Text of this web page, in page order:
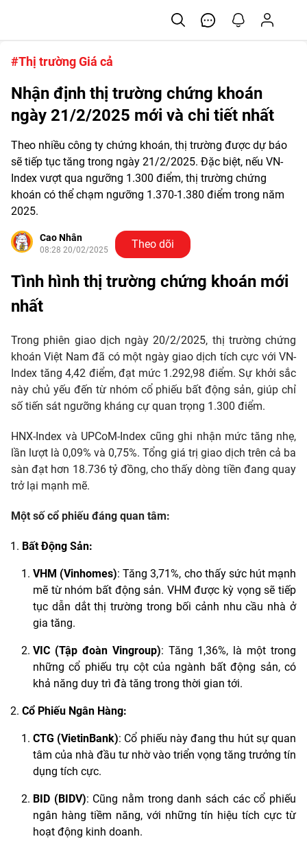
#Thị trường Giá cả
Nhận định thị trường chứng khoán
ngày 21/2/2025 mới và chi tiết nhất
Theo nhiều công ty chứng khoán, thị trường được dự báo
sẽ tiếp tục tăng trong ngày 21/2/2025. Đặc biệt, nếu VN-
Index vượt qua ngưỡng 1.300 điểm, thị trường chứng
khoán có thể chạm ngưỡng 1.370-1.380 điểm trong năm
2025.
Cao Nhân
08:28 20/02/2025 Theo dõi
Tình hình thị trường chứng khoán mới
nhất
Trong phiên giao dịch ngày 20/2/2025, thị trường chứng
khoán Việt Nam đã có một ngày giao dịch tích cực với VN-
Index tăng 4,42 điểm, đạt mức 1.292,98 điểm. Sự khởi sắc
này chủ yếu đến từ nhóm cổ phiếu bất động sản, giúp chỉ
số tiến sát ngưỡng kháng cự quan trọng 1.300 điểm.
HNX-Index và UPCoM-Index cũng ghi nhận mức tăng nhẹ,
lần lượt là 0,09% và 0,75%. Tổng giá trị giao dịch trên cả ba
sàn đạt hơn 18.736 tỷ đồng, cho thấy dòng tiền đang quay
trở lại mạnh mẽ.
Một số cổ phiếu đáng quan tâm:
Bất Động Sản:
VHM (Vinhomes): Tăng 3,71%, cho thấy sức hút mạnh
mẽ từ nhóm bất động sản. VHM được kỳ vọng sẽ tiếp
tục dẫn dắt thị trường trong bối cảnh nhu cầu nhà ở
gia tăng.
VIC (Tập đoàn Vingroup): Tăng 1,36%, là một trong
những cổ phiếu trụ cột của ngành bất động sản, có
khả năng duy trì đà tăng trong thời gian tới.
Cổ Phiếu Ngân Hàng:
CTG (VietinBank): Cổ phiếu này đang thu hút sự quan
tâm của nhà đầu tư nhờ vào triển vọng tăng trưởng tín
dụng tích cực.
BID (BIDV): Cũng nằm trong danh sách các cổ phiếu
ngân hàng tiềm năng, với những tín hiệu tích cực từ
hoạt động kinh doanh.